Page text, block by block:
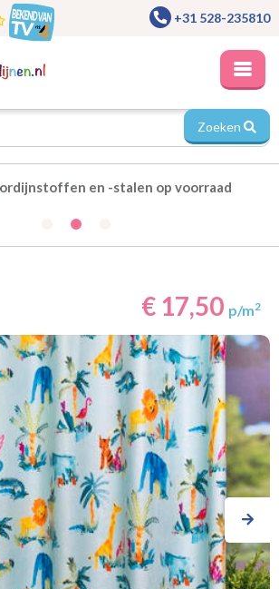
+31 528-235810
Zoeken
verduisterend leverbaar
€ 17,50 p/m2